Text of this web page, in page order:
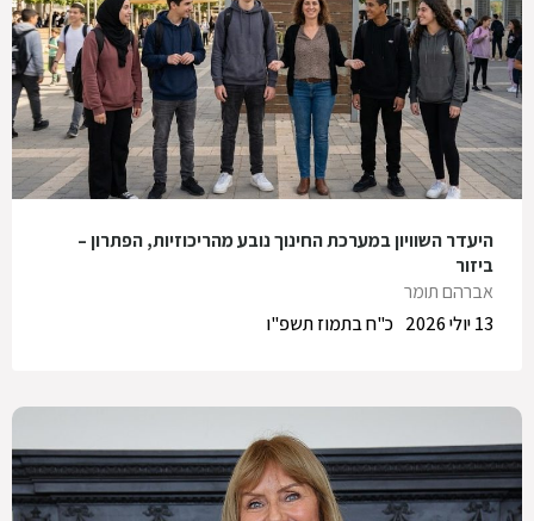
היעדר השוויון במערכת החינוך נובע מהריכוזיות, הפתרון –
ביזור
אברהם תומר
כ"ח בתמוז תשפ"ו
13 יולי 2026